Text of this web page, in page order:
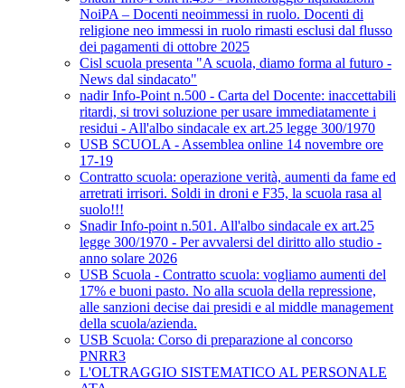
NoiPA – Docenti neoimmessi in ruolo. Docenti di
religione neo immessi in ruolo rimasti esclusi dal flusso
dei pagamenti di ottobre 2025
Cisl scuola presenta "A scuola, diamo forma al futuro -
News dal sindacato"
nadir Info-Point n.500 - Carta del Docente: inaccettabili
ritardi, si trovi soluzione per usare immediatamente i
residui - All'albo sindacale ex art.25 legge 300/1970
USB SCUOLA - Assemblea online 14 novembre ore
17-19
Contratto scuola: operazione verità, aumenti da fame ed
arretrati irrisori. Soldi in droni e F35, la scuola rasa al
suolo!!!
Snadir Info-point n.501. All'albo sindacale ex art.25
legge 300/1970 - Per avvalersi del diritto allo studio -
anno solare 2026
USB Scuola - Contratto scuola: vogliamo aumenti del
17% e buoni pasto. No alla scuola della repressione,
alle sanzioni decise dai presidi e al middle management
della scuola/azienda.
USB Scuola: Corso di preparazione al concorso
PNRR3
L'OLTRAGGIO SISTEMATICO AL PERSONALE